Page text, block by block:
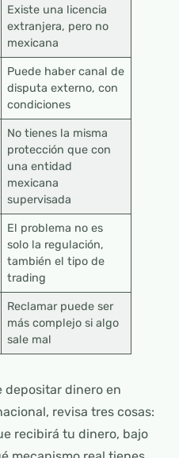
Existe una licencia
extranjera, pero no
mexicana
Puede haber canal de
disputa externo, con
condiciones
No tienes la misma
protección que con
una entidad
mexicana
supervisada
El problema no es
solo la regulación,
también el tipo de
trading
Reclamar puede ser
más complejo si algo
sale mal
depositar dinero en
revisa tres cosas:
recibirá tu dinero, bajo